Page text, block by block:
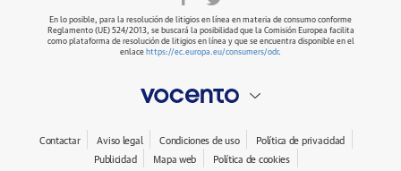
En lo posible, para la resolución de litigios en línea en materia de consumo conforme
Reglamento (UE) 524/2013, se buscará la posibilidad que la Comisión Europea facilita
como plataforma de resolución de litigios en línea y que se encuentra disponible en el
enlace https://ec.europa.eu/consumers/odr.
Contactar Aviso legal Condiciones de uso
Política de privacidad
Publicidad
Mapa web Política de cookies